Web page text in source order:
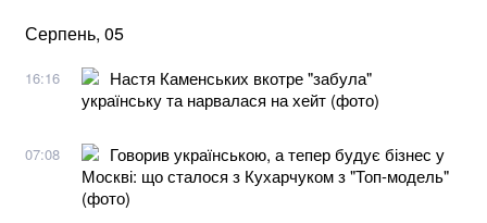
Серпень, 05
16:16
Настя Каменських вкотре "забула"
українську та нарвалася на хейт (фото)
07:08
Говорив українською, а тепер будує бізнес у
Москві: що сталося з Кухарчуком з "Топ-модель"
(фото)